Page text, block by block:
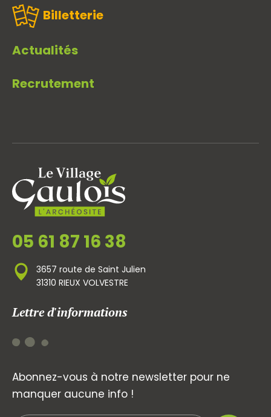
Billetterie
Actualités
Recrutement
05 61 87 16 38
3657 route de Saint Julien
31310 RIEUX VOLVESTRE
Lettre d'informations
Abonnez-vous à notre newsletter pour ne
manquer aucune info !